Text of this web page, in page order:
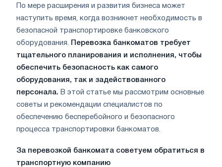
По мере расширения и развития бизнеса может
наступить время, когда возникнет необходимость в
безопасной транспортировке банковского
оборудования.
Перевозка банкоматов требует
тщательного планирования и исполнения, чтобы
обеспечить безопасность как самого
оборудования, так и задействованного
персонала. В этой статье мы рассмотрим основные
советы и рекомендации специалистов по
обеспечению бесперебойного и безопасного
процесса транспортировки банкоматов.
За перевозкой банкомата советуем обратиться в
транспортную компанию